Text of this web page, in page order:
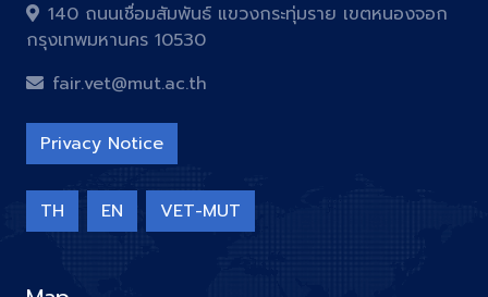
140 ถนนเชื่อมสัมพันธ์ แขวงกระทุ่มราย เขตหนองจอก
กรุงเทพมหานคร 10530
fair.vet@mut.ac.th
Privacy Notice
TH EN VET-MUT